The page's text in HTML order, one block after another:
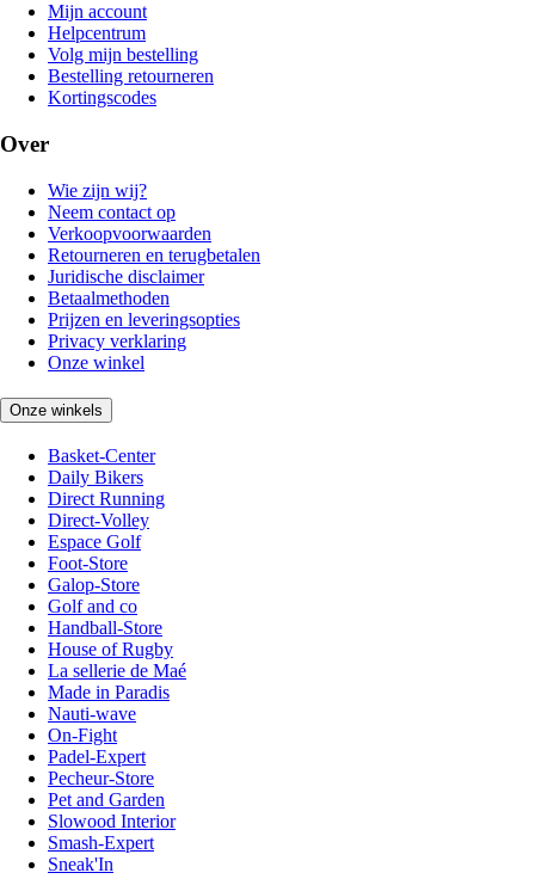
Mijn account
Helpcentrum
Volg mijn bestelling
Bestelling retourneren
Kortingscodes
Over
Wie zijn wij?
Neem contact op
Verkoopvoorwaarden
Retourneren en terugbetalen
Juridische disclaimer
Betaalmethoden
Prijzen en leveringsopties
Privacy verklaring
Onze winkel
Onze winkels
Basket-Center
Daily Bikers
Direct Running
Direct-Volley
Espace Golf
Foot-Store
Galop-Store
Golf and co
Handball-Store
House of Rugby
La sellerie de Maé
Made in Paradis
Nauti-wave
On-Fight
Padel-Expert
Pecheur-Store
Pet and Garden
Slowood Interior
Smash-Expert
Sneak'In